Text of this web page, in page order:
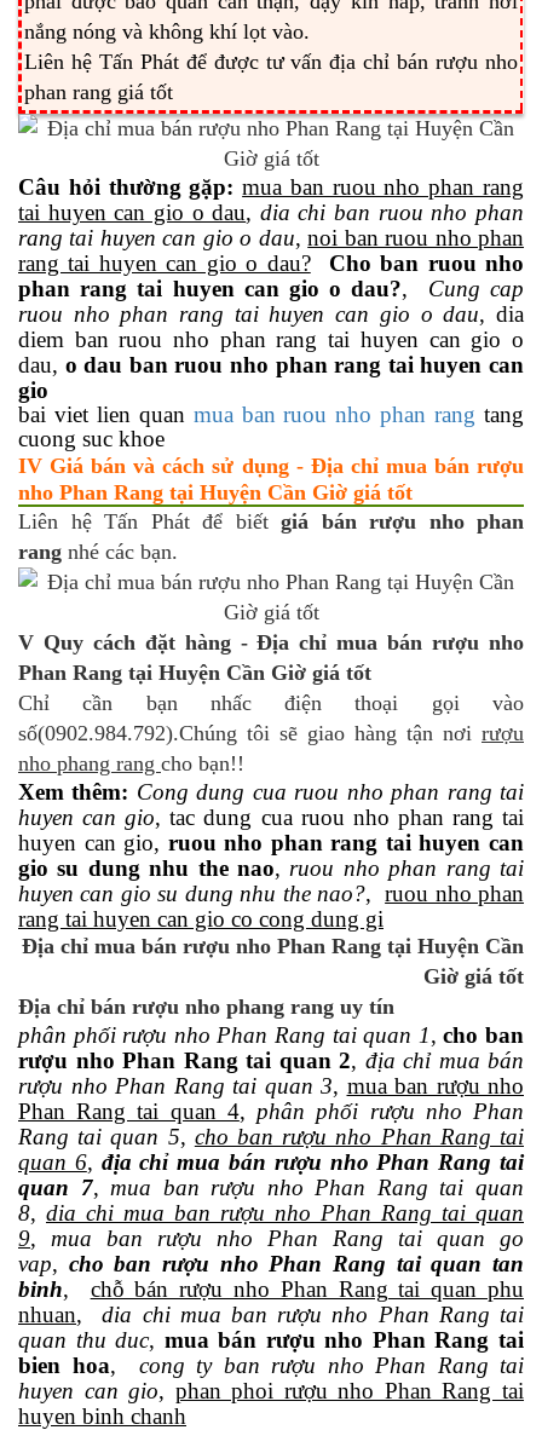
nắng nóng và không khí lọt vào.
Liên hệ Tấn Phát để được tư vấn địa chỉ bán rượu nho
phan rang giá tốt
Câu hỏi thường gặp: mua ban ruou nho phan rang
tai huyen can gio o dau, dia chi ban ruou nho phan
rang tai huyen can gio o dau,noi ban ruou nho phan
rang tai huyen can gio o dau?
Cho ban ruou nho
phan rang tai huyen can gio o dau?, Cung cap
ruou nho phan rang tai huyen can gio o dau, dia
diem ban ruou nho phan rang tai huyen can gio o
dau, o dau ban ruou nho phan rang tai huyen can
gio
bai viet lien quan mua ban ruou nho phan rang tang
cuong suc khoe
IV Giá bán và cách sử dụng - Địa chỉ mua bán rượu
nho Phan Rang tại Huyện Cần Giờ giá tốt
Liên hệ Tấn Phát để biết giá bán rượu nho phan
rang nhé các bạn.
V Quy cách đặt hàng - Địa chỉ mua bán rượu nho
Phan Rang tại Huyện Cần Giờ giá tốt
Chỉ cần bạn nhấc điện thoại gọi vào
số(0902.984.792).Chúng tôi sẽ giao hàng tận nơi rượu
nho phang rang cho bạn!!
Xem thêm: Cong dung cua ruou nho phan rang tai
huyen can gio, tac dung cua ruou nho phan rang tai
huyen can gio, ruou nho phan rang tai huyen can
gio su dung nhu the nao, ruou nho phan rang tai
huyen can gio su dung nhu the nao?,ruou nho phan
rang tai huyen can gio co cong dung gi
Địa chỉ mua bán rượu nho Phan Rang tại Huyện Cần
Giờ giá tốt
Địa chỉ bán rượu nho phang rang uy tín
phân phối rượu nho Phan Rang tai quan 1,cho ban
rượu nho Phan Rang tai quan 2, địa chỉ mua bán
rượu nho Phan Rang tai quan 3, mua ban rượu nho
Phan Rang tai quan 4, phân phối rượu nho Phan
Rang tai quan 5, cho ban rượu nho Phan Rang tai
quan 6, địa chỉ mua bán rượu nho Phan Rang tai
quan 7, mua ban rượu nho Phan Rang tai quan
8, dia chi mua ban rượu nho Phan Rang tai quan
9, mua ban rượu nho Phan Rang tai quan go
vap, cho ban rượu nho Phan Rang tai quan tan
binh, chỗ bán rượu nho Phan Rang tai quan phu
nhuan,dia chi mua ban rượu nho Phan Rang tai
quan thu duc, mua bán rượu nho Phan Rang tai
bien hoa,
cong ty ban rượu nho Phan Rang tai
huyen can gio, phan phoi rượu nho Phan Rang tai
huyen binh chanh